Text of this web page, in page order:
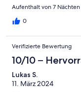
Aufenthalt von 7
0
Verifizierte Bewertung
10/10 –
Lukas S.
11. März 2024